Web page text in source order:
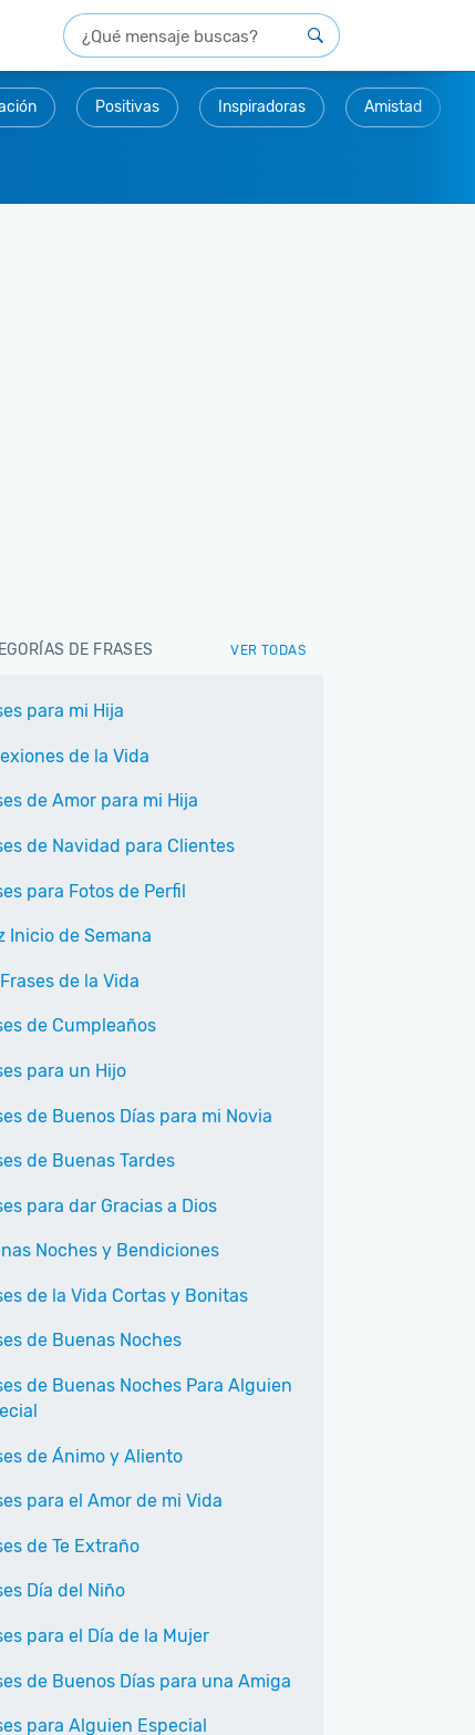
Positivas Inspiradoras Amistad
DE FRASES VER TODAS
para mi Hija
de la Vida
de Amor para mi Hija
de Navidad para Clientes
para Fotos de Perfil
Inicio de Semana
de la Vida
de Cumpleaños
para un Hijo
de Buenos Días para mi Novia
de Buenas Tardes
para dar Gracias a Dios
Noches y Bendiciones
de la Vida Cortas y Bonitas
de Buenas Noches
de Buenas Noches Para Alguien
de Ánimo y Aliento
para el Amor de mi Vida
de Te Extraño
Día del Niño
para el Día de la Mujer
de Buenos Días para una Amiga
para Alguien Especial